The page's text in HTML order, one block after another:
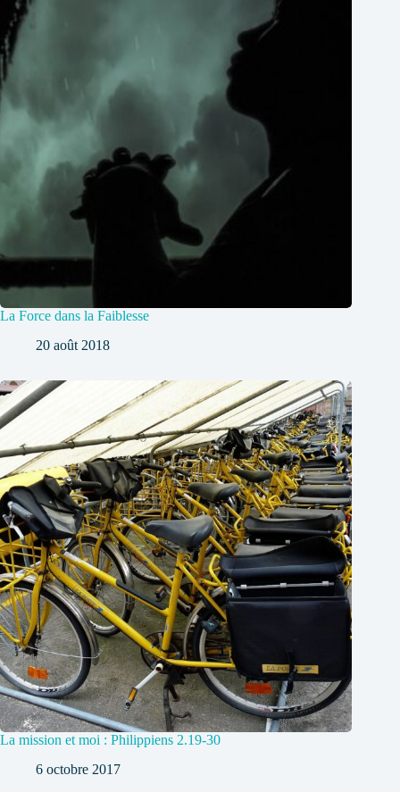
La Force dans la Faiblesse
20 août 2018
La mission et moi : Philippiens 2.19-30
6 octobre 2017